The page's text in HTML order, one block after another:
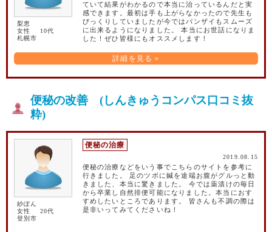
梨恵
女性 10代
札幌市
ていて結果がわかるので本当に治っているんだと実
感できます。最初は手も上がらなかったので先生も
びっくりしていましたが今ではバンザイもスムーズ
に出来るようになりました。 本当にお世話になりま
した！ぜひ皆様にもオススメします！
詳細を見る »
便秘の改善 (しんきゅうコンパス口コミ抜
粋)
紗ぽん
女性 20代
登別市
便秘の治療
2019.08.15
便秘の治療などをいう事でこちらのサイトを参考に
行きました。 足のツボに鍼を途端お腹がグルっと動
きました、本当に驚きました。 今では薬漬けの毎日
から卒業し自然排便可能になりました。本当におす
すめしたいところであります。 皆さんも不調の際は
是非いってみてくださいね！